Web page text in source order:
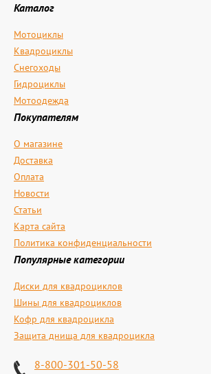
Каталог
Мотоциклы
Квадроциклы
Снегоходы
Гидроциклы
Мотоодежда
Покупателям
О магазине
Доставка
Оплата
Новости
Статьи
Карта сайта
Политика конфиденциальности
Популярные категории
Диски для квадроциклов
Шины для квадроциклов
Кофр для квадроцикла
Защита днища для квадроцикла
8-800-301-50-58